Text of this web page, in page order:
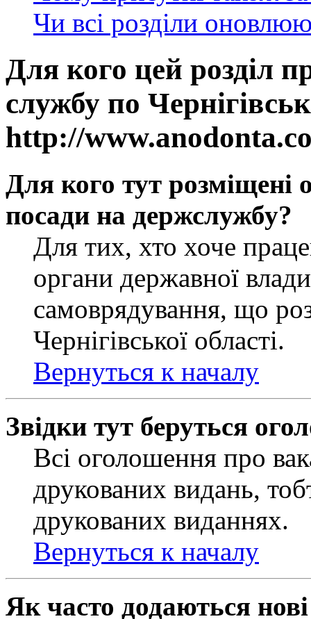
Чи всі розділи
Для кого цей розділ
службу по
http://
Для кого тут розміщені
посади на держслужбу?
Для тих, хто хоче
органи державної
самоврядування, що
Чернігівської області.
Вернуться к началу
Звідки тут беруться
Всі оголошення про
друкованих видань,
друкованих виданнях.
Вернуться к началу
Як часто додаються